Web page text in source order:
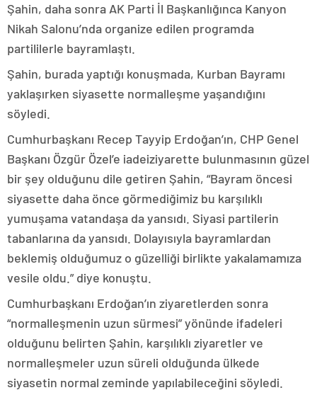
Şahin, daha sonra AK Parti İl Başkanlığınca Kanyon
Nikah Salonu’nda organize edilen programda
partililerle bayramlaştı.
Şahin, burada yaptığı konuşmada, Kurban Bayramı
yaklaşırken siyasette normalleşme yaşandığını
söyledi.
Cumhurbaşkanı Recep Tayyip Erdoğan’ın, CHP Genel
Başkanı Özgür Özel’e iadeiziyarette bulunmasının güzel
bir şey olduğunu dile getiren Şahin, “Bayram öncesi
siyasette daha önce görmediğimiz bu karşılıklı
yumuşama vatandaşa da yansıdı. Siyasi partilerin
tabanlarına da yansıdı. Dolayısıyla bayramlardan
beklemiş olduğumuz o güzelliği birlikte yakalamamıza
vesile oldu.” diye konuştu.
Cumhurbaşkanı Erdoğan’ın ziyaretlerden sonra
“normalleşmenin uzun sürmesi” yönünde ifadeleri
olduğunu belirten Şahin, karşılıklı ziyaretler ve
normalleşmeler uzun süreli olduğunda ülkede
siyasetin normal zeminde yapılabileceğini söyledi.